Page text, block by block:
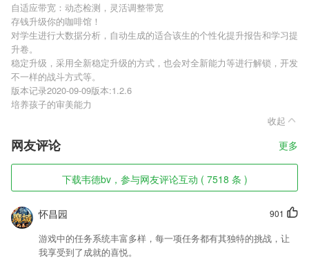
自适应带宽：动态检测，灵活调整带宽
存钱升级你的咖啡馆！
对学生进行大数据分析，自动生成的适合该生的个性化提升报告和学习提
升卷。
稳定升级，采用全新稳定升级的方式，也会对全新能力等进行解锁，开发
不一样的战斗方式等。
版本记录2020-09-09版本:1.2.6
培养孩子的审美能力
收起
网友评论 更多
下载韦德bv，参与网友评论互动 ( 7518 条 )
901
怀昌园
游戏中的任务系统丰富多样，每一项任务都有其独特的挑战，让
我享受到了成就的喜悦。